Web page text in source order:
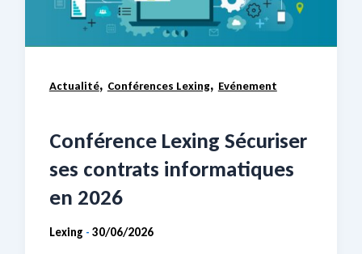
Actualité, Conférences Lexing, Evénement
Conférence Lexing Sécuriser
ses contrats informatiques
en 2026
Lexing - 30/06/2026